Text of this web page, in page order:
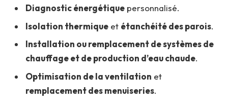
Diagnostic énergétique personnalisé.
Isolation thermique et étanchéité des parois.
Installation ou remplacement de systèmes de
chauffage et de production d’eau chaude.
Optimisation de la ventilation et
remplacement des menuiseries.